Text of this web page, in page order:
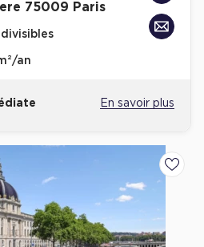
75009 Paris
divisibles
an
En savoir plus